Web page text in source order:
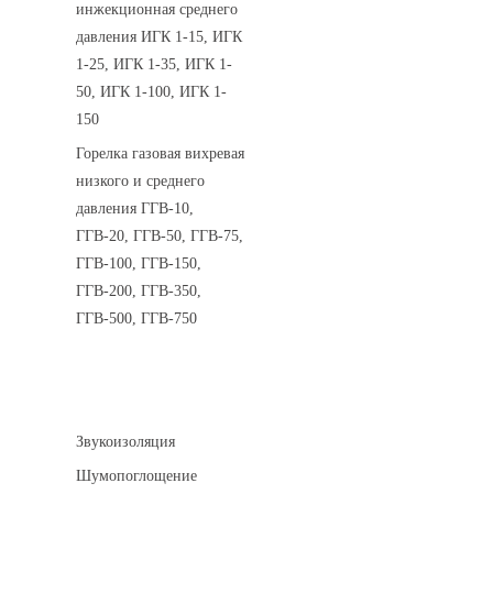
инжекционная среднего
давления ИГК 1-15, ИГК
1-25, ИГК 1-35, ИГК 1-
50, ИГК 1-100, ИГК 1-
150
Горелка газовая вихревая
низкого и среднего
давления ГГВ-10,
ГГВ-20, ГГВ-50, ГГВ-75,
ГГВ-100, ГГВ-150,
ГГВ-200, ГГВ-350,
ГГВ-500, ГГВ-750
Звукоизоляция
Шумопоглощение